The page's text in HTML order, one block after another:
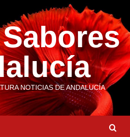
NOTICIAS DE ANDALUCÍA